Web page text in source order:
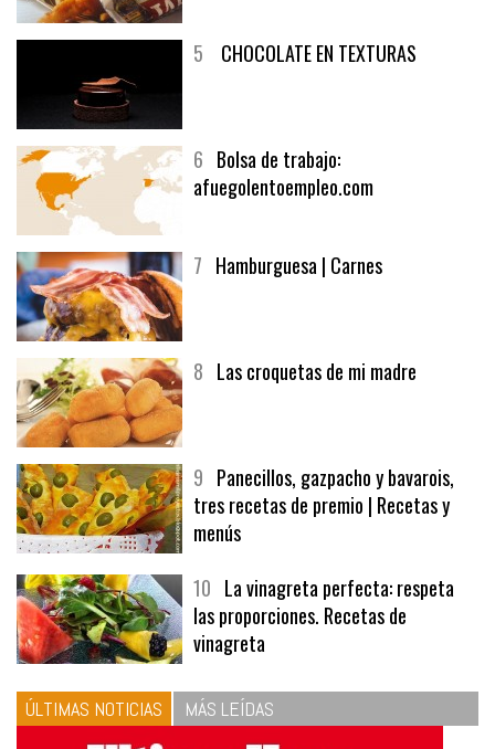
5 CHOCOLATE EN TEXTURAS
6 Bolsa de trabajo:
afuegolentoempleo.com
7 Hamburguesa | Carnes
8 Las croquetas de mi madre
9 Panecillos, gazpacho y bavarois,
tres recetas de premio | Recetas y
menús
10 La vinagreta perfecta: respeta
las proporciones. Recetas de
vinagreta
ÚLTIMAS NOTICIAS MÁS LEÍDAS